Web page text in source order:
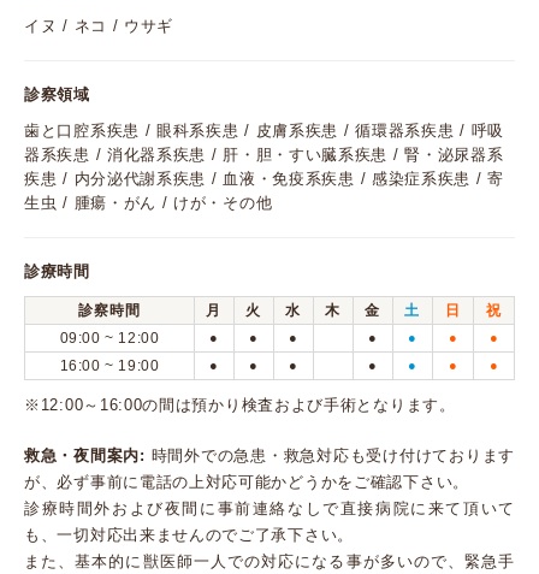
イヌ / ネコ / ウサギ
診察領域
歯と口腔系疾患 / 眼科系疾患 / 皮膚系疾患 / 循環器系疾患 / 呼吸
器系疾患 / 消化器系疾患 / 肝・胆・すい臓系疾患 / 腎・泌尿器系
疾患 / 内分泌代謝系疾患 / 血液・免疫系疾患 / 感染症系疾患 / 寄
生虫 / 腫瘍・がん / けが・その他
診療時間
診察時間 月 火 水 木 金 土 日
祝
09:00 ~ 12:00
● ● ● ● ● ● ●
16:00 ~ 19:00 ● ● ● ● ● ● ●
※12:00～16:00の間は預かり検査および手術となります。
救急・夜間案内: 時間外での急患・救急対応も受け付けております
が、必ず事前に電話の上対応可能かどうかをご確認下さい。
診療時間外および夜間に事前連絡なしで直接病院に来て頂いて
も、一切対応出来ませんのでご了承下さい。
また、基本的に獣医師一人での対応になる事が多いので、緊急手